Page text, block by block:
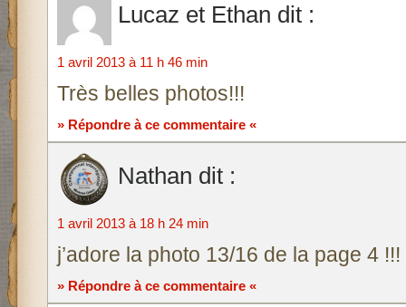
Lucaz et Ethan dit :
1 avril 2013 à 11 h 46 min
Très belles photos!!!
» Répondre à ce commentaire «
Nathan dit :
1 avril 2013 à 18 h 24 min
j’adore la photo 13/16 de la page 4 !!!
» Répondre à ce commentaire «